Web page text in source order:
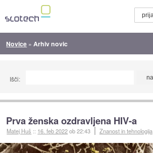
Novice » Arhiv novic
Išči:
Prva ženska ozdravljena HIV-a
Matej Huš :: 16. feb 2022ob 22:43 Znanost in tehnologija